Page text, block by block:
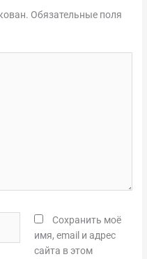
Обязательные поля
Сохранить моё
имя, email и адрес
сайта в этом